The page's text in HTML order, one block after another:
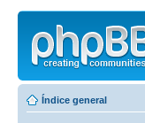
Índice general